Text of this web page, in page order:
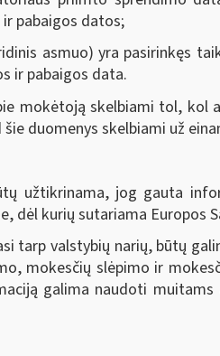
pabaigos datos;
asmuo) yra pasirinkęs
ir pabaigos data.
mokėtoją skelbiami tol,
duomenys skelbiami už
užtikrinama, jog gauta
dėl kurių sutariama Europos
tarp valstybių narių, būtų
mokesčių slėpimo ir
galima naudoti